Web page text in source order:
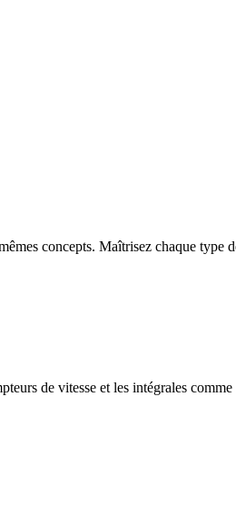
concepts. Maîtrisez chaque type
de vitesse et les intégrales